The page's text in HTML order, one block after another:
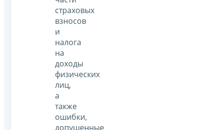
страховых
взносов
и
налога
на
доходы
физических
лиц,
а
также
ошибки,
допущенные